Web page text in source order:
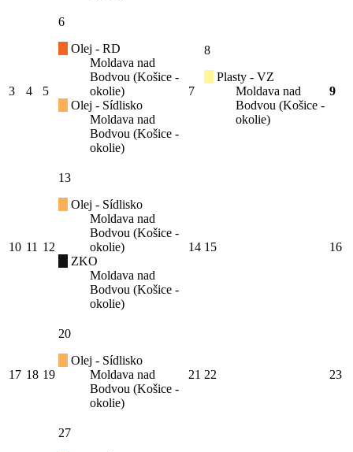
3 4 5
6
Olej - RD
Moldava nad
Bodvou (Košice -
okolie)
Olej - Sídlisko
Moldava nad
Bodvou (Košice -
okolie)
7
8
Plasty - VZ
Moldava nad
Bodvou (Košice -
okolie)
9
10 11 12
13
Olej - Sídlisko
Moldava nad
Bodvou (Košice -
okolie)
ZKO
Moldava nad
Bodvou (Košice -
okolie)
14 15 16
17 18 19
20
Olej - Sídlisko
Moldava nad
Bodvou (Košice -
okolie)
21 22 23
27